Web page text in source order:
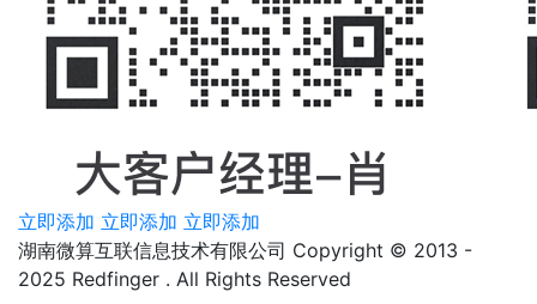
立即添加 立即添加 立即添加
湖南微算互联信息技术有限公司 Copyright © 2013 -
2025 Redfinger . All Rights Reserved